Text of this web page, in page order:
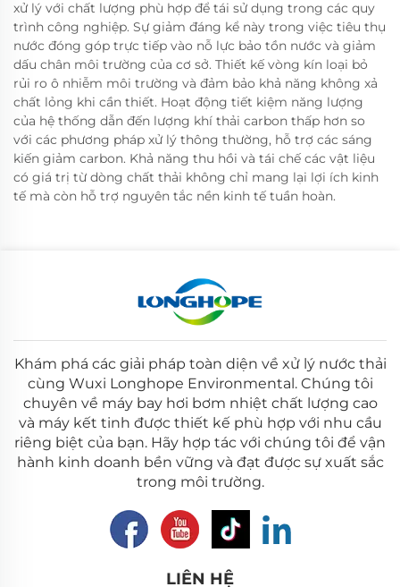
xử lý với chất lượng phù hợp để tái sử dụng trong các quy
trình công nghiệp. Sự giảm đáng kể này trong việc tiêu thụ
nước đóng góp trực tiếp vào nỗ lực bảo tồn nước và giảm
dấu chân môi trường của cơ sở. Thiết kế vòng kín loại bỏ
rủi ro ô nhiễm môi trường và đảm bảo khả năng không xả
chất lỏng khi cần thiết. Hoạt động tiết kiệm năng lượng
của hệ thống dẫn đến lượng khí thải carbon thấp hơn so
với các phương pháp xử lý thông thường, hỗ trợ các sáng
kiến giảm carbon. Khả năng thu hồi và tái chế các vật liệu
có giá trị từ dòng chất thải không chỉ mang lại lợi ích kinh
tế mà còn hỗ trợ nguyên tắc nền kinh tế tuần hoàn.
Khám phá các giải pháp toàn diện về xử lý nước thải
cùng Wuxi Longhope Environmental. Chúng tôi
chuyên về máy bay hơi bơm nhiệt chất lượng cao
và máy kết tinh được thiết kế phù hợp với nhu cầu
riêng biệt của bạn. Hãy hợp tác với chúng tôi để vận
hành kinh doanh bền vững và đạt được sự xuất sắc
trong môi trường.
LIÊN HỆ